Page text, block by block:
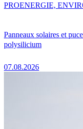
Panneaux solaires et
polysilicium
07.08.2026
PROENERGIE,